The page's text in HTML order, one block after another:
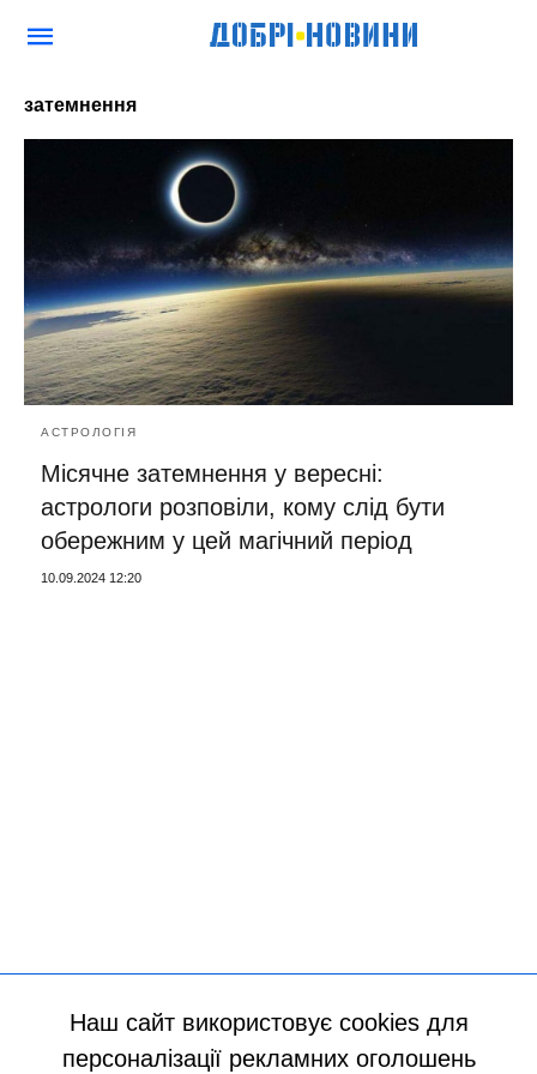
затемнення
АСТРОЛОГІЯ
Місячне затемнення у вересні:
астрологи розповіли, кому слід бути
обережним у цей магічний період
10.09.2024 12:20
Наш сайт використовує cookies для
персоналізації рекламних оголошень